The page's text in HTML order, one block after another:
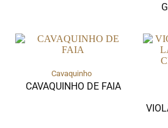
Cavaquinho
CAVAQUINHO DE FAIA